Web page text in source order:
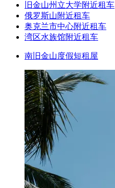
旧金山州立大学附近租车
俄罗斯山附近租车
奥克兰市中心附近租车
湾区水族馆附近租车
南旧金山度假短租屋